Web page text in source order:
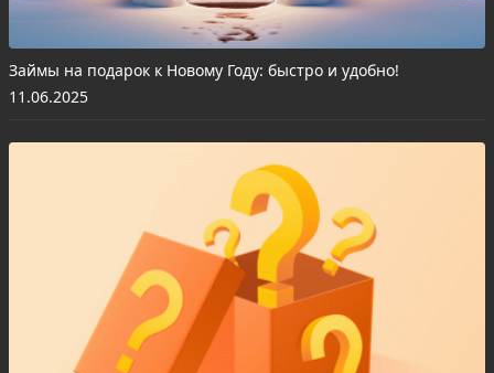
Займы на подарок к Новому Году: быстро и удобно!
11.06.2025